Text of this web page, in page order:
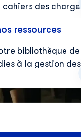
des charges
ressources
bibliothèque de
à la gestion des